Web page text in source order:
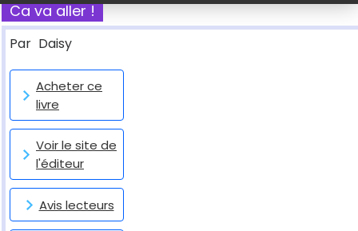
Ca va aller !
Par Daisy
Acheter ce
livre
Voir le site de
l'éditeur
Avis lecteurs